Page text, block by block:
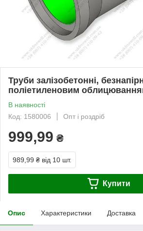
Труби залізобетонні,
поліетиленовим
В наявності
Код: 1580006
Опт і роздріб
999,99 ₴
989,99 ₴ від 10 шт.
Купити
Опис Характеристики Доставка